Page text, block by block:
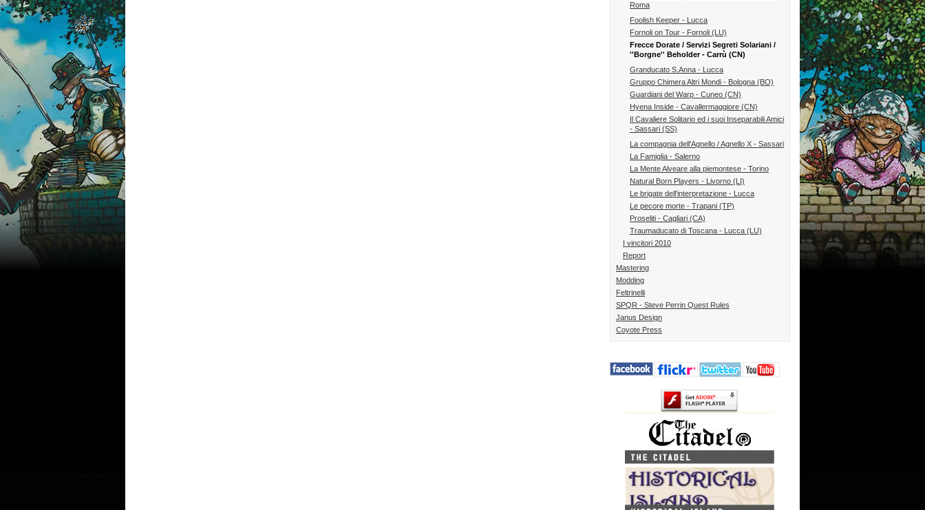
Roma
Foolish Keeper - Lucca
Fornoli on Tour - Fornoli (LU)
Frecce Dorate / Servizi Segreti Solariani /
''Borgne'' Beholder - Carrù (CN)
Granducato S.Anna - Lucca
Gruppo Chimera Altri Mondi - Bologna (BO)
Guardiani del Warp - Cuneo (CN)
Hyena Inside - Cavallermaggiore (CN)
Il Cavaliere Solitario ed i suoi Inseparabili Amici
- Sassari (SS)
La compagnia dell'Agnello / Agnello X - Sassari
La Famiglia - Salerno
La Mente Alveare alla piemontese - Torino
Natural Born Players - Livorno (LI)
Le brigate dell'interpretazione - Lucca
Le pecore morte - Trapani (TP)
Proseliti - Cagliari (CA)
Traumaducato di Toscana - Lucca (LU)
I vincitori 2010
Report
Mastering
Modding
Feltrinelli
SPQR - Steve Perrin Quest Rules
Janus Design
Coyote Press